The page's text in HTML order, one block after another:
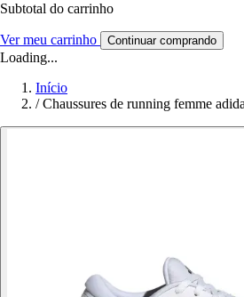
Subtotal do carrinho
Ver meu carrinho Continuar comprando
Loading...
Início
/ Chaussures de running femme